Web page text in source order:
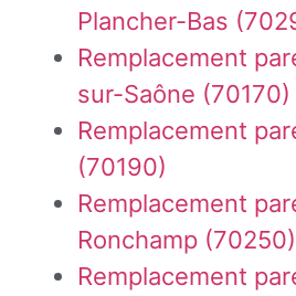
Plancher-Bas
Remplacement
sur-Saône (70170)
Remplacement
(70190)
Remplacement
Ronchamp (70250)
Remplacement